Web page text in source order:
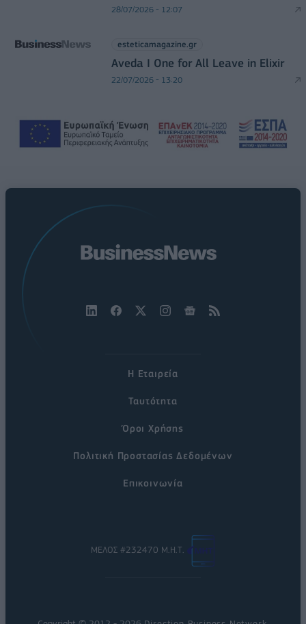
28/07/2026 - 12:07
esteticamagazine.gr
Aveda I One for All Leave in Elixir
22/07/2026 - 13:20
Η Εταιρεία
Ταυτότητα
Όροι Χρήσης
Πολιτική Προστασίας Δεδομένων
Επικοινωνία
ΜΕΛΟΣ #232470 Μ.Η.Τ.